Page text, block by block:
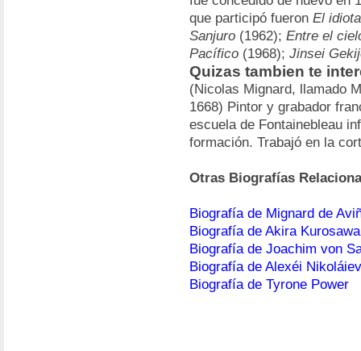
que participó fueron El idiota
Sanjuro (1962); Entre el
Pacífico (1968); Jinsei
Quizas tambien te
(Nicolas Mignard, llamado
1668) Pintor y grabador
escuela de Fontainebleau
formación. Trabajó en la
Otras Biografías
Biografía de Mignard de
Biografía de Akira Kurosawa
Biografía de Joachim von
Biografía de Alexéi
Biografía de Tyrone Power